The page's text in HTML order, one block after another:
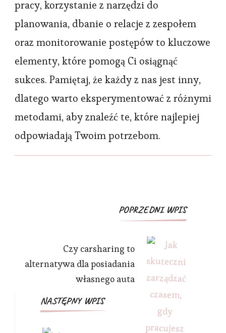
pracy, korzystanie z narzędzi do
planowania, dbanie o relacje z zespołem
oraz monitorowanie postępów to kluczowe
elementy, które pomogą Ci osiągnąć
sukces. Pamiętaj, że każdy z nas jest inny,
dlatego warto eksperymentować z różnymi
metodami, aby znaleźć te, które najlepiej
odpowiadają Twoim potrzebom.
Post
POPRZEDNI WPIS
Czy carsharing to
alternatywa dla posiadania
własnego auta
NASTĘPNY WPIS